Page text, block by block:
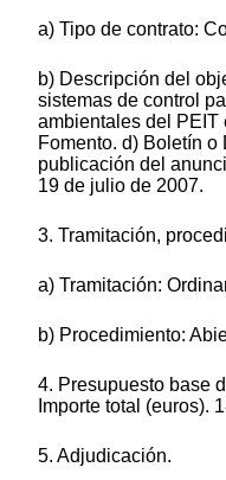
a) Tipo de contrato:
b) Descripción del
sistemas de control
ambientales del PEIT
Fomento. d) Boletín
publicación del
19 de julio de 2007.
3. Tramitación,
a) Tramitación:
b) Procedimiento:
4. Presupuesto base
Importe total (euros).
5. Adjudicación.